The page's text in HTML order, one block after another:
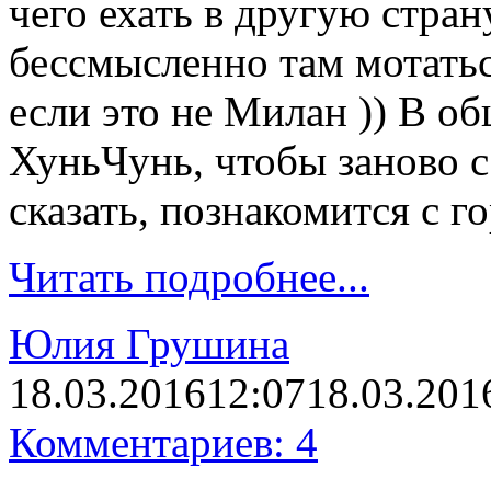
чего ехать в другую
бессмысленно там
если это не Милан )) В
ХуньЧунь, чтобы заново
сказать, познакомится с
Читать подробнее...
Юлия Грушина
18.03.201612:07
Комментариев: 4